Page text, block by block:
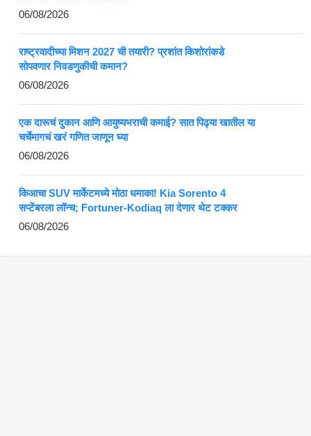
06/08/2026
राष्ट्रवादीच्या मिशन 2027 ची तयारी? प्रशांत किशोरांकडे
सोपवणार निवडणुकीची कमान?
06/08/2026
एक दारूचं दुकान आणि आयुष्यभराची कमाई? सात पिढ्या खातील या
चर्चेमागचं खरं गणित जाणून घ्या
06/08/2026
किआचा SUV मार्केटमध्ये मोठा धमाका! Kia Sorento 4
सप्टेंबरला लॉन्च; Fortuner-Kodiaq ला देणार थेट टक्कर
06/08/2026